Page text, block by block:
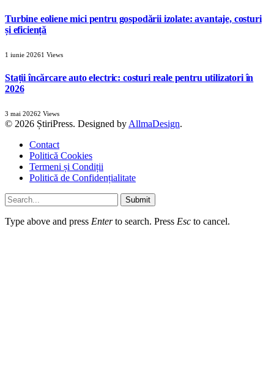
Turbine eoliene mici pentru gospodării izolate: avantaje, costuri
și eficiență
1 iunie 20261 Views
Stații încărcare auto electric: costuri reale pentru utilizatori în
2026
3 mai 20262 Views
© 2026 ȘtiriPress. Designed by AllmaDesign.
Contact
Politică Cookies
Termeni și Condiții
Politică de Confidențialitate
Submit
Type above and press Enterto search. Press Esc to cancel.